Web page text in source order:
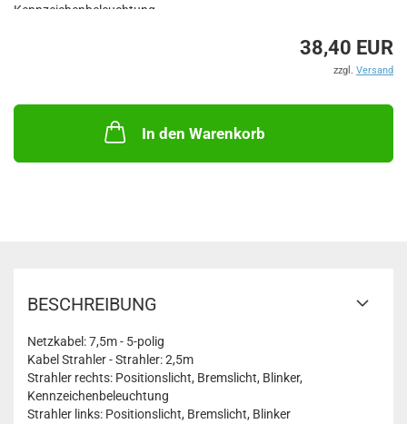
Kennzeichenbeleuchtung
38,40 EUR
zzgl. Versand
In den Warenkorb
BESCHREIBUNG
Netzkabel: 7,5m - 5-polig
Kabel Strahler - Strahler: 2,5m
Strahler rechts: Positionslicht, Bremslicht, Blinker,
Kennzeichenbeleuchtung
Strahler links: Positionslicht, Bremslicht, Blinker